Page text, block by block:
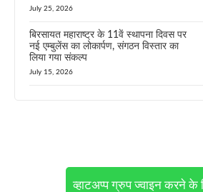
व्हाटअप्प ग्रुप ज्वाइन करने
July 25, 2026
बिरसायत महाराष्ट्र के 11वें स्थापना दिवस पर
नई एम्बुलेंस का लोकार्पण, संगठन विस्तार का
लिया गया संकल्प
July 15, 2026